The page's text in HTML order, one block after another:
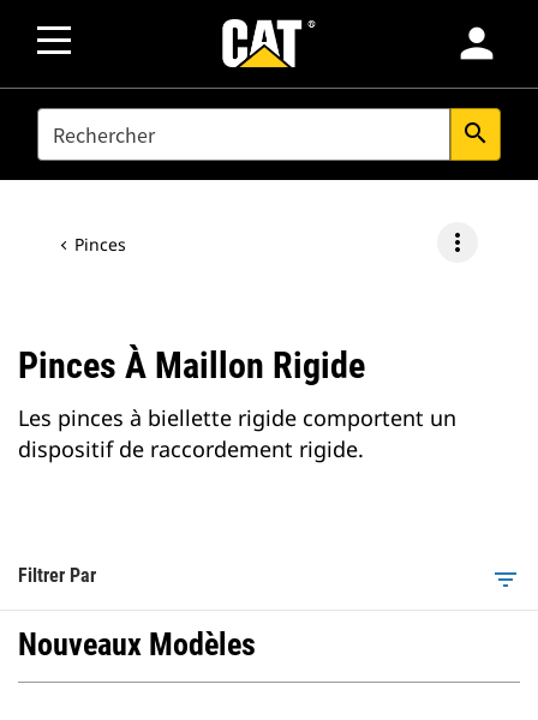
person
SEARCH search
Pinces more_vert
Pinces À Maillon Rigide
Les pinces à biellette rigide comportent un
dispositif de raccordement rigide.
Filtrer Par filter_list
Nouveaux Modèles